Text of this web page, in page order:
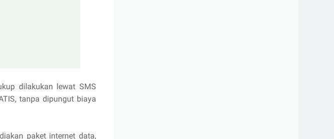
dilakukan lewat SMS
tanpa dipungut biaya
paket internet data,